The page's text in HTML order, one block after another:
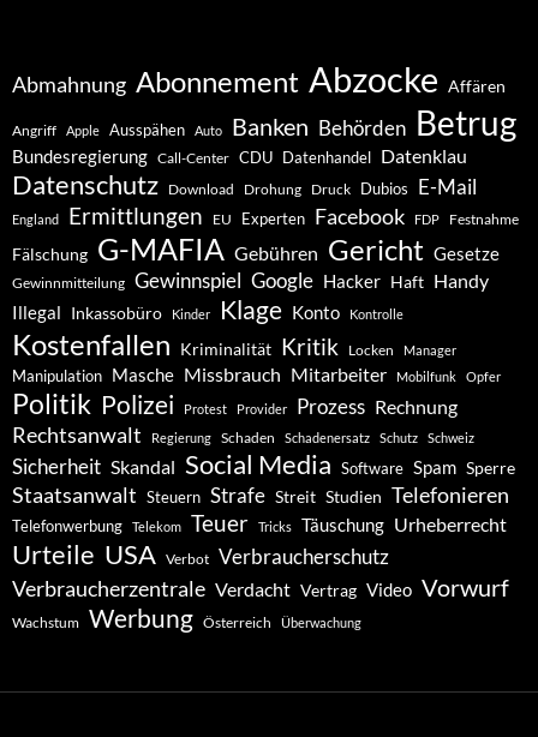
Abmahnung Abonnement Abzocke Affären
Angriff Apple Ausspähen Auto Banken Behörden Betrug
Bundesregierung Call-Center CDU Datenhandel Datenklau
Datenschutz Download Drohung Druck Dubios E-Mail
England Ermittlungen EU Experten Facebook FDP Festnahme
Fälschung G-MAFIA Gebühren Gericht Gesetze
Gewinnmitteilung Gewinnspiel Google Hacker Haft Handy
Illegal Inkassobüro Kinder Klage Konto Kontrolle
Kostenfallen Kriminalität Kritik Locken Manager
Manipulation Masche Missbrauch Mitarbeiter Mobilfunk Opfer
Politik Polizei Protest Provider Prozess Rechnung
Rechtsanwalt Regierung Schaden Schadenersatz Schutz Schweiz
Sicherheit Skandal Social Media Software Spam Sperre
Staatsanwalt Steuern Strafe Streit Studien Telefonieren
Telefonwerbung Telekom Teuer Tricks Täuschung Urheberrecht
Urteile USA Verbot Verbraucherschutz
Verbraucherzentrale Verdacht Vertrag Video Vorwurf
Wachstum Werbung Österreich Überwachung